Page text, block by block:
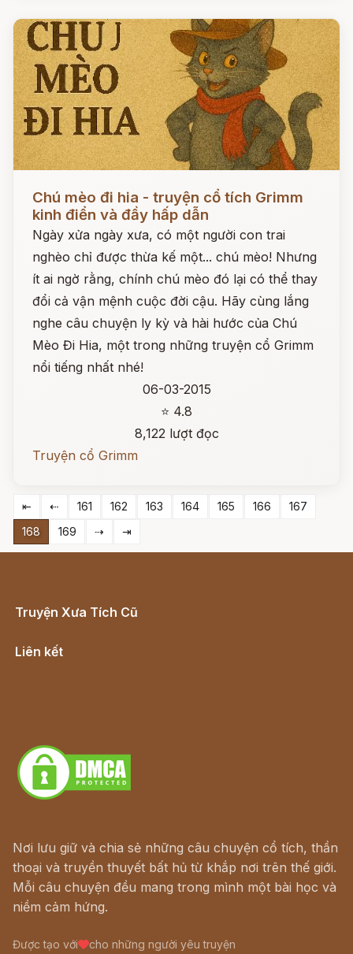
Chú mèo đi hia - truyện cổ tích Grimm
kinh điển và đầy hấp dẫn
Ngày xửa ngày xưa, có một người con trai
nghèo chỉ được thừa kế một... chú mèo! Nhưng
ít ai ngờ rằng, chính chú mèo đó lại có thể thay
đổi cả vận mệnh cuộc đời cậu. Hãy cùng lắng
nghe câu chuyện ly kỳ và hài hước của Chú
Mèo Đi Hia, một trong những truyện cổ Grimm
nổi tiếng nhất nhé!
06-03-2015
⭐ 4.8
8,122 lượt đọc
Truyện cổ Grimm
⇤ ⇠ 161 162 163 164 165 166
167
168
169 ⇢ ⇥
Truyện Xưa Tích Cũ
Liên kết
Nơi lưu giữ và chia sẻ những câu chuyện cổ tích, thần
thoại và truyền thuyết bất hủ từ khắp nơi trên thế giới.
Mỗi câu chuyện đều mang trong mình một bài học và
niềm cảm hứng.
Được tạo với cho những người yêu truyện